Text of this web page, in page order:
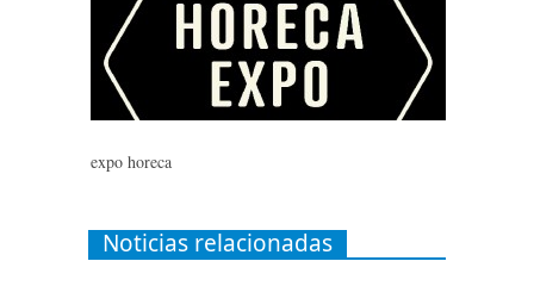
expo horeca
Noticias relacionadas